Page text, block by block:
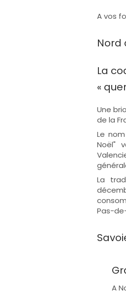
A vos
Nord
La
«
Une
de la
Le
Noël"
La
Pas-
A